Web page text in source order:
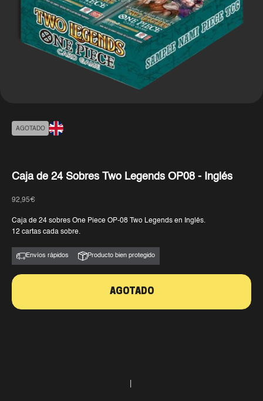
AGOTADO
Caja de 24 Sobres Two Legends OP08 - Inglés
Precio de oferta
92,95€
Caja de 24 sobres One Piece OP-08 Two Legends en Inglés.
12 cartas cada sobre.
Envíos rápidos Producto bien protegido
AGOTADO